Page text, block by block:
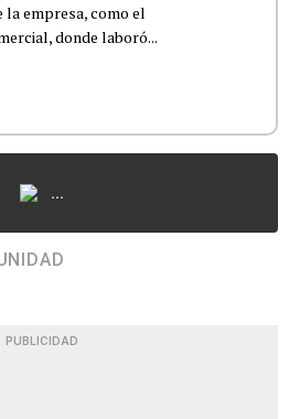
la empresa, como el
donde laboró...
...
PUBLICIDAD